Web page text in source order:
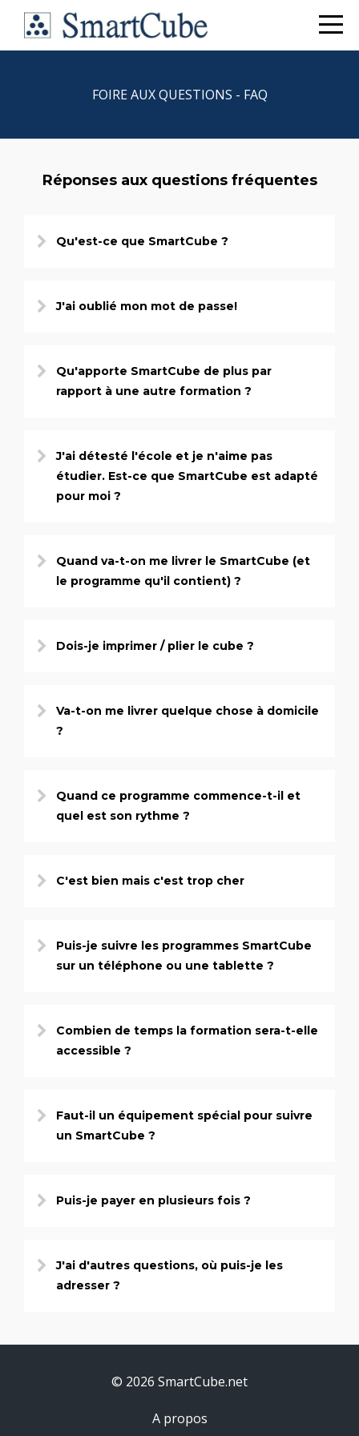
FOIRE AUX QUESTIONS - FAQ
Réponses aux questions fréquentes
Qu'est-ce que SmartCube ?
J'ai oublié mon mot de passe!
Qu'apporte SmartCube de plus par
rapport à une autre formation ?
J'ai détesté l'école et je n'aime pas
étudier. Est-ce que SmartCube est adapté
pour moi ?
Quand va-t-on me livrer le SmartCube (et
le programme qu'il contient) ?
Dois-je imprimer / plier le cube ?
Va-t-on me livrer quelque chose à domicile
?
Quand ce programme commence-t-il et
quel est son rythme ?
C'est bien mais c'est trop cher
Puis-je suivre les programmes SmartCube
sur un téléphone ou une tablette ?
Combien de temps la formation sera-t-elle
accessible ?
Faut-il un équipement spécial pour suivre
un SmartCube ?
Puis-je payer en plusieurs fois ?
J'ai d'autres questions, où puis-je les
adresser ?
© 2026 SmartCube.net
A propos